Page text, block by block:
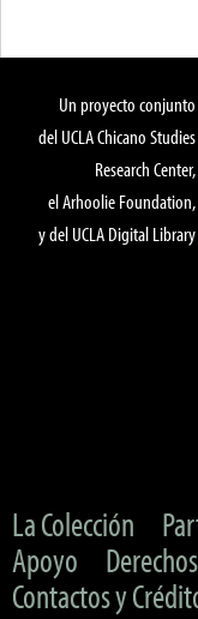
Un proyecto conjunto
del UCLA Chicano Studies
Research Center,
el Arhoolie Foundation,
y del UCLA Digital Library
La Colección
Apoyo
Contactos y